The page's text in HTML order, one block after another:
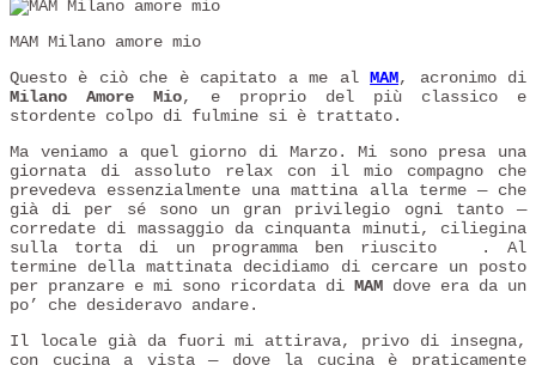
MAM Milano amore mio
Questo è ciò che è capitato a me alMAM, acronimo di
Milano Amore Mio, e proprio del più classico e
stordente colpo di fulmine si è trattato.
Ma veniamo a quel giorno di Marzo. Mi sono presa una
giornata di assoluto relax con il mio compagno che
prevedeva essenzialmente una mattina alla terme — che
già di per sé sono un gran privilegio ogni tanto —
corredate di massaggio da cinquanta minuti, ciliegina
sulla torta di un programma ben riuscito
. Al
termine della mattinata decidiamo di cercare un posto
per pranzare e mi sono ricordata di MAM dove era da un
po’ che desideravo andare.
Il locale già da fuori mi attirava, privo di insegna,
con cucina a vista — dove la cucina è praticamente